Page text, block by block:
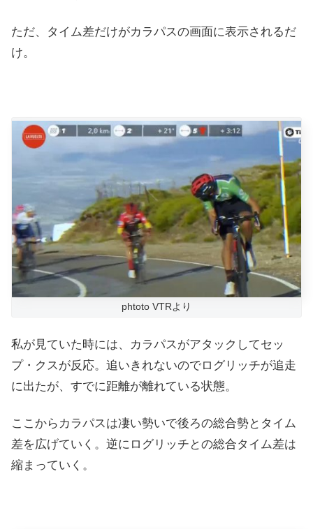
ただ、タイム差だけがカラパスの画面に表示されるだ
け。
phtoto VTRより
私が見ていた時には、カラパスがアタックしてセッ
プ・クスが反応。追いきれないのでログリッチが追走
に出たが、すでに距離が離れている状態。
ここからカラパスは凄い勢いで後ろの総合勢とタイム
差を広げていく。逆にログリッチとの総合タイム差は
縮まっていく。